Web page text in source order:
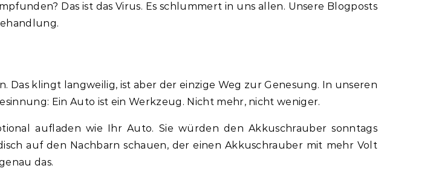
Das ist das Virus. Es schlummert in uns allen. Unsere Blogposts
Das klingt langweilig, ist aber der einzige Weg zur Genesung. In unseren
Ein Auto ist ein Werkzeug. Nicht mehr, nicht weniger.
aufladen wie Ihr Auto. Sie würden den Akkuschrauber sonntags
auf den Nachbarn schauen, der einen Akkuschrauber mit mehr Volt
das.